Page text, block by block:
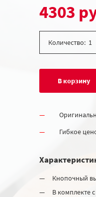
4303
Количество:
В корзину
Гибкое
Кнопочный
В комплекте